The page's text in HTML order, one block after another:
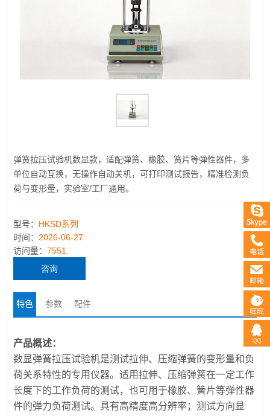
弹簧拉压试验机数显款，适配弹簧、橡胶、簧片等弹性器件，多
单位自动互换，无操作自动关机，可打印测试报告，精准检测负
荷与变形量，实验室/工厂通用。
型号： HKSD系列
时间： 2026-06-27
访问量：7551
咨询
特色 参数 配件
产品概述：
数显弹簧拉压试验机是测试拉伸、压缩弹簧的变形量和负
荷关系特性的专用仪器。适用拉伸、压缩弹簧在一定工作
长度下的工作负荷的测试，也可用于橡胶、簧片等弹性器
件的弹力负荷测试。具有高精度高分辨率；测试方向显